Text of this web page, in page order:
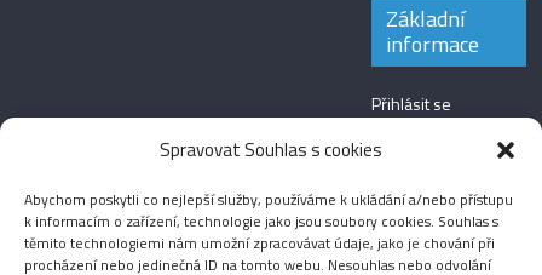
Spravovat Souhlas s cookies
Abychom poskytli co nejlepší služby, používáme k ukládání a/nebo přístupu
k informacím o zařízení, technologie jako jsou soubory cookies. Souhlas s
těmito technologiemi nám umožní zpracovávat údaje, jako je chování při
procházení nebo jedinečná ID na tomto webu. Nesouhlas nebo odvolání
Základní
informace
Přihlásit se
Zdroj kanálů
Kanál komentářů
Česká lokalizace